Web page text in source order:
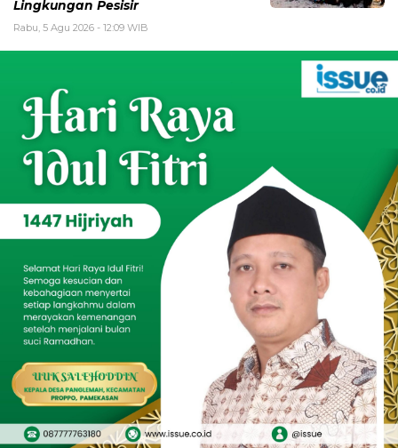
Lingkungan Pesisir
Rabu, 5 Agu 2026 - 12:09 WIB